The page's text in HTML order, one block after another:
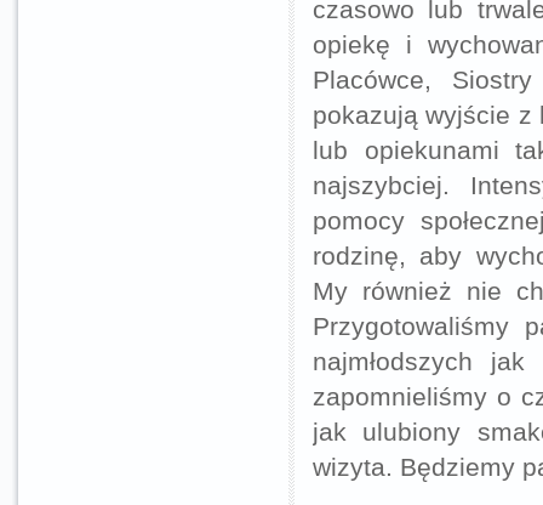
czasowo lub
opiekę i
Placówce,
pokazują wyjście z
lub opiekunami
najszybciej.
pomocy
rodzinę, aby
My również nie
Przygotowaliśmy
najmłodszych
zapomnieliśmy o
jak ulubiony
wizyta. Będziemy